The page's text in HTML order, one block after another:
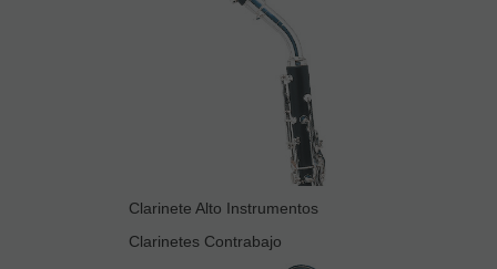
Clarinete Alto Instrumentos
Clarinetes Contrabajo